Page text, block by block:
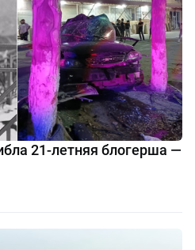
21-летняя блогерша —